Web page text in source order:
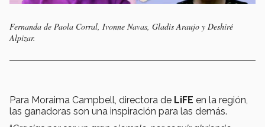
Fernanda de Paola Corral, Ivonne Navas, Gladis Araujo y Deshiré
Alpizar.
Para Moraima Campbell, directora de LiFE en la región,
las ganadoras son una inspiración para las demás.